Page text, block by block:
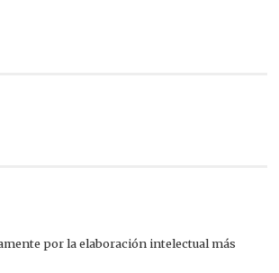
por la elaboración intelectual más